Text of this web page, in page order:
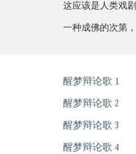
这应该是人类戏
一种成佛的次第
醒梦辩论歌 1
醒梦辩论歌 2
醒梦辩论歌 3
醒梦辩论歌 4